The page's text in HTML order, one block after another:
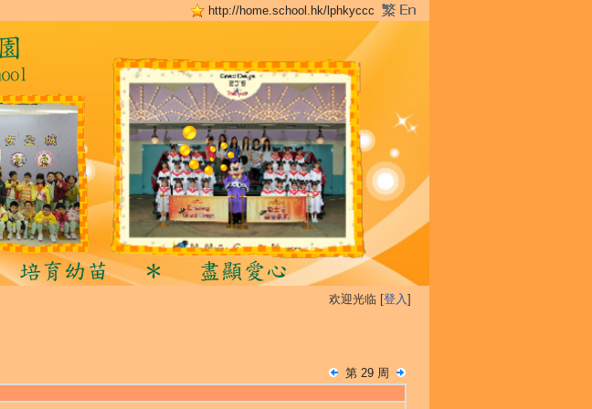
http://home.school.hk/lphkyccc
欢迎光临 [登入]
第 29 周